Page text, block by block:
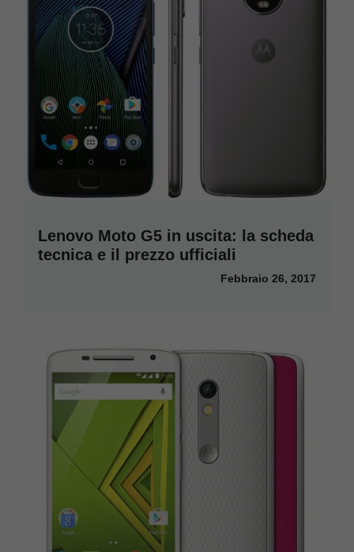
Lenovo Moto G5 in uscita: la scheda
tecnica e il prezzo ufficiali
Febbraio 26, 2017